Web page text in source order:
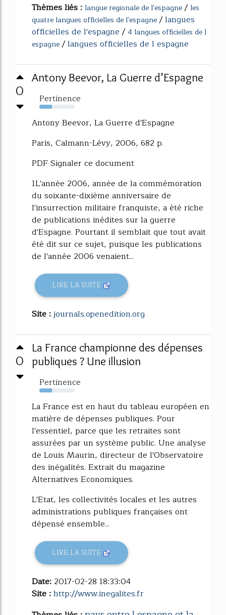
Thèmes liés : langue regionale de l'espagne/ les
quatre langues officielles de l'espagne/langues
officielles de l'espagne/ 4 langues officielles de l
espagne/langues officielles de l espagne
0
Antony Beevor, La Guerre d’Espagne
Pertinence
36%
Antony Beevor, La Guerre d'Espagne
Paris, Calmann-Lévy, 2006, 682 p.
PDF Signaler ce document
1L'année 2006, année de la commémoration
du soixante-dixième anniversaire de
l'insurrection militaire franquiste, a été riche
de publications inédites sur la guerre
d'Espagne. Pourtant il semblait que tout avait
été dit sur ce sujet, puisque les publications
de l'année 2006 venaient...
LIRE LA SUITE
Site :journals.openedition.org
0
La France championne des dépenses
publiques ? Une illusion
Pertinence
35%
La France est en haut du tableau européen en
matière de dépenses publiques. Pour
l'essentiel, parce que les retraites sont
assurées par un système public. Une analyse
de Louis Maurin, directeur de l'Observatoire
des inégalités. Extrait du magazine
Alternatives Economiques.
L'Etat, les collectivités locales et les autres
administrations publiques françaises ont
dépensé ensemble...
LIRE LA SUITE
Date: 2017-02-28 18:33:04
Site :http://www.inegalites.fr